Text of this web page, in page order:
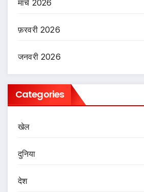
मार्च 2026
फ़रवरी 2026
जनवरी 2026
Categories
खेल
दुनिया
देश